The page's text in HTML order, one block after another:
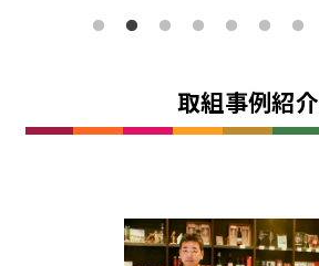
取組事例紹介